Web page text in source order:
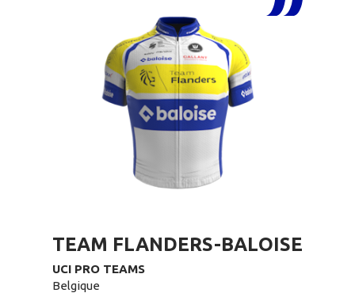
TEAM FLANDERS-BALOISE
UCI PRO TEAMS
Belgique